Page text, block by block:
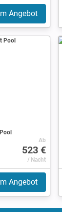
Angebot
Ab
523 €
/ Nacht
Angebot